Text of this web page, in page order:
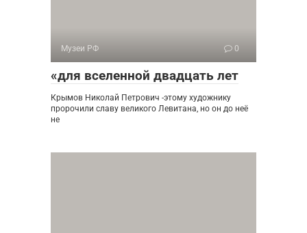
Музеи РФ 0
«для вселенной двадцать лет
Крымов Николай Петрович -этому художнику
пророчили славу великого Левитана, но он до неё
не